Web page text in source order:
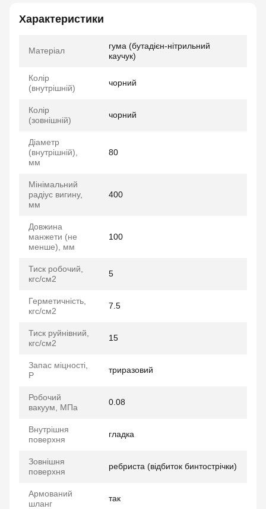
Характеристики
Матеріал
гума (бутадієн-нітрильний
каучук)
Колір
(внутрішній)
чорний
Колір
(зовнішній)
чорний
Діаметр
(внутрішній),
мм
80
Мінімальний
радіус вигину,
мм
400
Довжина
манжети (не
менше), мм
100
Тиск робочий,
кгс/см2
5
Герметичність,
кгс/см2
7.5
Тиск руйнівний,
кгс/см2
15
Запас міцності,
P
триразовий
Робочий
вакуум, МПа
0.08
Внутрішня
поверхня
гладка
Зовнішня
поверхня
ребриста (відбиток бинтострічки)
Армований
шланг
так